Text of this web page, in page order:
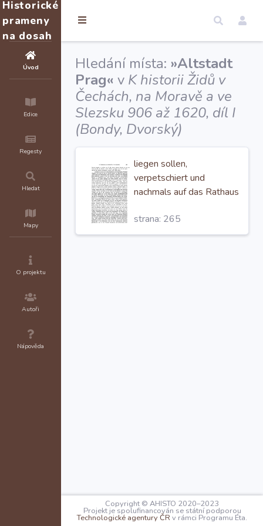
Historické
prameny
na dosah
Úvod
Edice
Regesty
Hledat
Mapy
O projektu
Autoři
Nápověda
Hledání místa: »Altstadt
Prag« v K historii Židů v
Čechách, na Moravě a ve
Slezsku 906 až 1620, díl I
(Bondy, Dvorský)
liegen sollen,
verpetschiert und
nachmals auf das Rathaus
gefuehrt worden. Als nun
solches beschehen, erst
strana: 265
Copyright © AHISTO 2020–2023
Projekt je spolufinancován se státní podporou
Technologické agentury ČR v rámci Programu Éta.